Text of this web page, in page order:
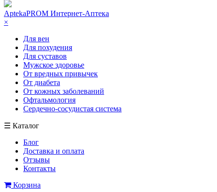
AptekaPROM Интернет-Аптека
×
Для вен
Для похудения
Для суставов
Мужское здоровье
От вредных привычек
От диабета
От кожных заболеваний
Офтальмология
Сердечно-сосудистая система
☰ Каталог
Блог
Доставка и оплата
Отзывы
Контакты
Корзина